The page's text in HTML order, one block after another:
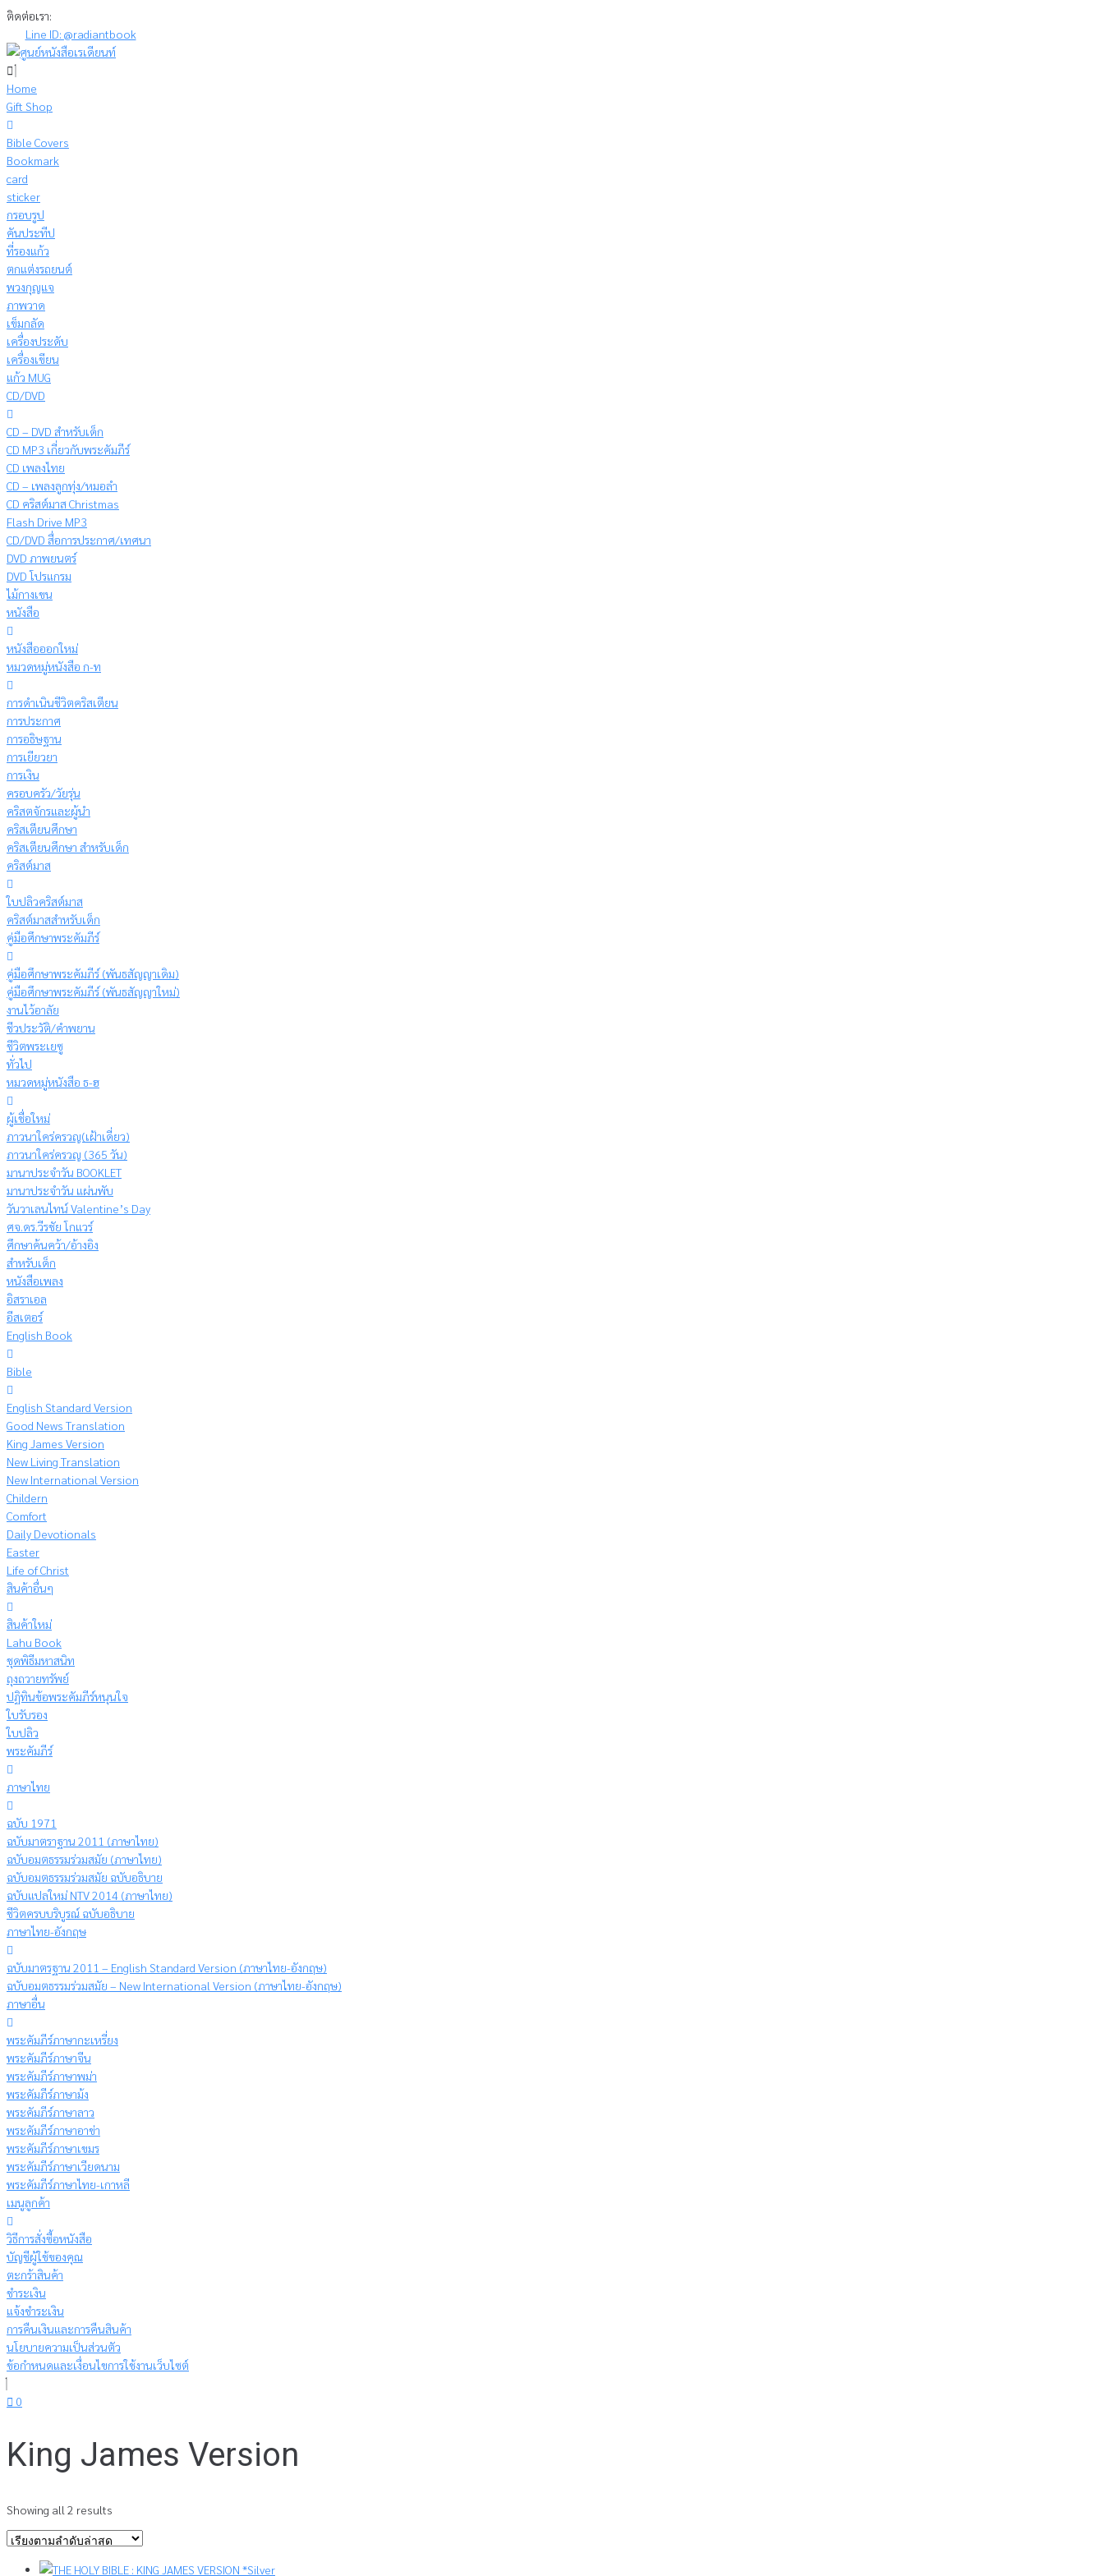
Skip
content
ติดต่อเรา:
Line ID: @radiantbook
Home
Gift Shop
Bible Covers
Bookmark
card
sticker
กรอบรูป
คันประทีป
ที่รองแก้ว
ตกแต่งรถยนต์
พวงกุญแจ
ภาพวาด
เข็มกลัด
เครื่องประดับ
เครื่องเขียน
แก้ว MUG
CD/DVD
CD – DVD สำหรับเด็ก
CD MP3 เกี่ยวกับพระคัมภีร์
CD เพลงไทย
CD – เพลงลูกทุ่ง/หมอลำ
CD คริสต์มาส Christmas
Flash Drive MP3
CD/DVD สื่อการประกาศ/เทศนา
DVD ภาพยนตร์
DVD โปรแกรม
ไม้กางเขน
หนังสือ
หนังสือออกใหม่
หมวดหมู่หนังสือ ก-ท
การดำเนินชีวิตคริสเตียน
การประกาศ
การอธิษฐาน
การเยียวยา
การเงิน
ครอบครัว/วัยรุ่น
คริสตจักรและผู้นำ
คริสเตียนศึกษา
คริสเตียนศึกษา สำหรับเด็ก
คริสต์มาส
ใบปลิวคริสต์มาส
คริสต์มาสสำหรับเด็ก
คู่มือศึกษาพระคัมภีร์
คู่มือศึกษาพระคัมภีร์ (พันธสัญญาเดิม)
คู่มือศึกษาพระคัมภีร์ (พันธสัญญาใหม่)
งานไว้อาลัย
ชีวประวัติ/คำพยาน
ชีวิตพระเยซู
ทั่วไป
หมวดหมู่หนังสือ ธ-ฮ
ผู้เชื่อใหม่
ภาวนาใคร่ครวญ(เฝ้าเดี่ยว)
ภาวนาใคร่ครวญ (365 วัน)
มานาประจำวัน BOOKLET
มานาประจำวัน แผ่นพับ
วันวาเลนไทน์ Valentine’s Day
ศจ.ดร.วีรชัย โกแวร์
ศึกษาค้นคว้า/อ้างอิง
สำหรับเด็ก
หนังสือเพลง
อิสราเอล
อีสเตอร์
English Book
Bible
English Standard Version
Good News Translation
King James Version
New Living Translation
New International Version
Childern
Comfort
Daily Devotionals
Easter
Life of Christ
สินค้าอื่นๆ
สินค้าใหม่
Lahu Book
ชุดพิธีมหาสนิท
ถุงถวายทรัพย์
ปฏิทินข้อพระคัมภีร์หนุนใจ
ใบรับรอง
ใบปลิว
พระคัมภีร์
ภาษาไทย
ฉบับ 1971
ฉบับมาตราฐาน 2011 (ภาษาไทย)
ฉบับอมตธรรมร่วมสมัย (ภาษาไทย)
ฉบับอมตธรรมร่วมสมัย ฉบับอธิบาย
ฉบับแปลใหม่ NTV 2014 (ภาษาไทย)
ชีวิตครบบริบูรณ์ ฉบับอธิบาย
ภาษาไทย-อังกฤษ
ฉบับมาตรฐาน 2011 – English Standard Version (ภาษาไทย-อังกฤษ)
ฉบับอมตธรรมร่วมสมัย – New International Version (ภาษาไทย-อังกฤษ)
ภาษาอื่น
พระคัมภีร์ภาษากะเหรี่ยง
พระคัมภีร์ภาษาจีน
พระคัมภีร์ภาษาพม่า
พระคัมภีร์ภาษาม้ง
พระคัมภีร์ภาษาลาว
พระคัมภีร์ภาษาอาข่า
พระคัมภีร์ภาษาเขมร
พระคัมภีร์ภาษาเวียดนาม
พระคัมภีร์ภาษาไทย-เกาหลี
เมนูลูกค้า
วิธีการสั่งซื้อหนังสือ
บัญชีผู้ใช้ของคุณ
ตะกร้าสินค้า
ชำระเงิน
แจ้งชำระเงิน
การคืนเงินและการคืนสินค้า
นโยบายความเป็นส่วนตัว
ข้อกำหนดและเงื่อนไขการใช้งานเว็บไซต์
0
King James Version
Showing all 2 results
latest